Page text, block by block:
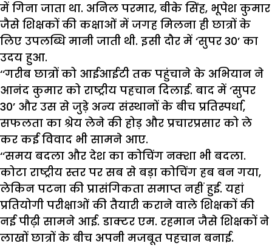
में गिना जाता था. अनिल परमार, बीके सिंह, भूपेश कुमार
जैसे शिक्षकों की कक्षाओं में जगह मिलना ही छात्रों के
लिए उपलब्धि मानी जाती थी. इसी दौर में ‘सुपर 30’ का
उदय हुआ.
‘‘गरीब छात्रों को आईआईटी तक पहुंचाने के अभियान ने
आनंद कुमार को राष्ट्रीय पहचान दिलाई. बाद में ‘सुपर
30’ और उस से जुड़े अन्य संस्थानों के बीच प्रतिस्पर्धा,
सफलता का श्रेय लेने की होड़ और प्रचारप्रसार को ले
कर कई विवाद भी सामने आए.
‘‘समय बदला और देश का कोचिंग नक्शा भी बदला.
कोटा राष्ट्रीय स्तर पर सब से बड़ा कोचिंग हब बन गया,
लेकिन पटना की प्रासंगिकता समाप्त नहीं हुई. यहां
प्रतियोगी परीक्षाओं की तैयारी कराने वाले शिक्षकों की
नई पीढ़ी सामने आई. डाक्टर एम. रहमान जैसे शिक्षकों ने
लाखों छात्रों के बीच अपनी मजबूत पहचान बनाई.